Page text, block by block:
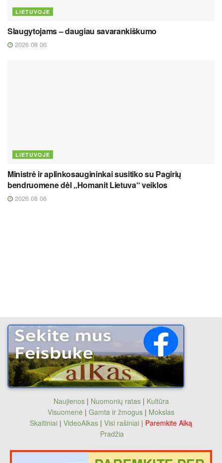
LIETUVOJE
Slaugytojams – daugiau savarankiškumo
2026 08 06
LIETUVOJE
Ministrė ir aplinkosaugininkai susitiko su Pagirių
bendruomene dėl „Homanit Lietuva“ veiklos
2026 08 06
Naujienos| Nuomonių ratas| Kultūra
Visuomenė | Gamta ir žmogus | Mokslas
Skaitiniai | VideoAlkas | Visi rašiniai | Paremkite Alką
Pradžia